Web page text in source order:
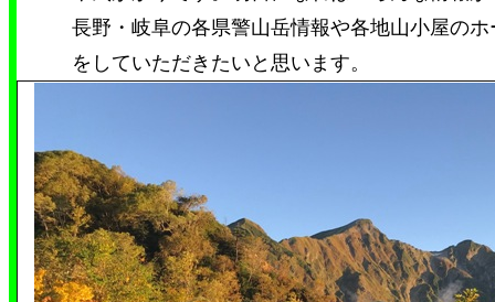
長野・岐阜の各県警山岳情報や各地山小屋の
をしていただきたいと思います。